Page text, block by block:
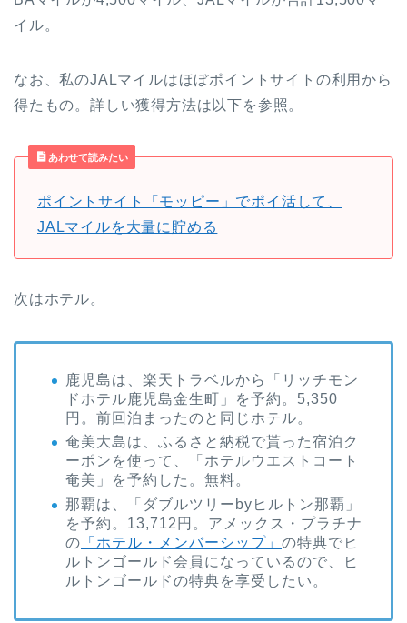
イル。
なお、私のJALマイルはほぼポイントサイトの利用から
得たもの。詳しい獲得方法は以下を参照。
あわせて読みたい
ポイントサイト「モッピー」でポイ活して、
JALマイルを大量に貯める
次はホテル。
鹿児島は、楽天トラベルから「リッチモン
ドホテル鹿児島金生町」を予約。5,350
円。前回泊まったのと同じホテル。
奄美大島は、ふるさと納税で貰った宿泊ク
ーポンを使って、「ホテルウエストコート
奄美」を予約した。無料。
那覇は、「ダブルツリーbyヒルトン那覇」
を予約。13,712円。アメックス・プラチナ
の 「ホテル・メンバーシップ」 の特典でヒ
ルトンゴールド会員になっているので、ヒ
ルトンゴールドの特典を享受したい。